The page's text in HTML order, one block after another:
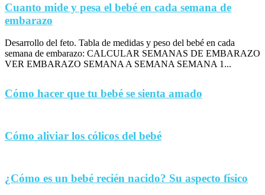
Cuanto mide y pesa el bebé en cada semana de
embarazo
Desarrollo del feto. Tabla de medidas y peso del bebé en cada
semana de embarazo: CALCULAR SEMANAS DE EMBARAZO
VER EMBARAZO SEMANA A SEMANA SEMANA 1...
Cómo hacer que tu bebé se sienta amado
Cómo aliviar los cólicos del bebé
¿Cómo es un bebé recién nacido? Su aspecto físico